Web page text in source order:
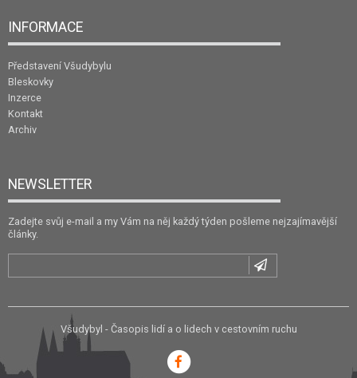
INFORMACE
Představení Všudybylu
Bleskovky
Inzerce
Kontakt
Archiv
NEWSLETTER
Zadejte svůj e-mail a my Vám na něj každý týden pošleme nejzajímavější
články.
Všudybyl - Časopis lidí a o lidech v cestovním ruchu